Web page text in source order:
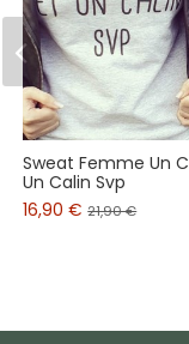
Sweat Femme Un
Un Calin Svp
16,90 €21,90 €